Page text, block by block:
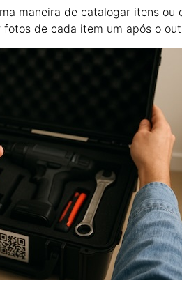
maneira de catalogar itens ou
de cada item um após o